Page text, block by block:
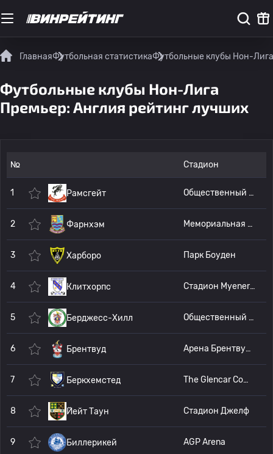
ГлавнаяФутбольная статистикаФутбольные клубы Нон-
Футбольные клубы Нон-Лига
Премьер: Англия рейтинг лучших
№ Стадион
1 Рамсгейт Общественный стадион WW Martin
2 Фарнхэм Мемориальная площадка Фарнхэм
3 Харборо Парк Боуден
4 Клитхорпс Стадион Myenergi
5 Берджесс-Хилл Общественный стадион Home Call Carpets
6 Брентвуд Арена Брентвудского центра
7 Беркхемстед The Glencar Community Stadium
8 Йейт Таун Стадион Джелф
9 Биллерикей AGP Arena